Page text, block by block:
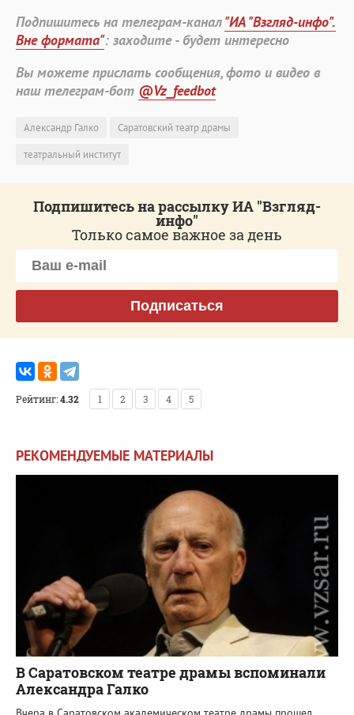
Подпишитесь на телеграм-канал"ИА "Взгляд-инфо".
Вне формата": заходите - будет интересно
Вы можете прислать сообщения, фото и видео в
наш телеграм-бот @Vz_feedbot
Александр Галко
Саратовский театр драмы
театральный институт
Подпишитесь на рассылку ИА "Взгляд-
инфо"
Только самое важное за день
Подписаться
Рейтинг:4.32 1 2 3 4 5
РЕКОМЕНДУЕМЫЕ МАТЕРИАЛЫ
В Саратовском театре драмы вспоминали
Александра Галко